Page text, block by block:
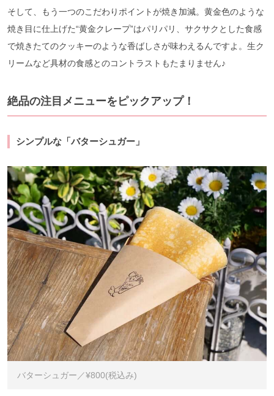
そして、もう一つのこだわりポイントが焼き加減。黄金色のような
焼き目に仕上げた“黄金クレープ”はパリパリ、サクサクとした食感
で焼きたてのクッキーのような香ばしさが味わえるんですよ。生ク
リームなど具材の食感とのコントラストもたまりません♪
絶品の注目メニューをピックアップ！
シンプルな「バターシュガー」
バターシュガー／¥800(税込み)